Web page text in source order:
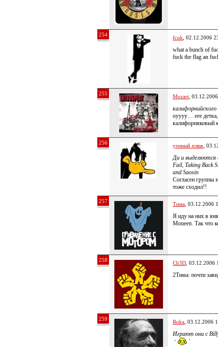
254 fcuk , 02.12.2006
what a bunch of
fuck the flag an
255 Mozart ,
калифорнийского
оуууу… еее
калифорняковый
256 утиный пляж ,
Да и выделяются
Fail, Taking Back
and Saosin
Согласен группы
тоже сходил!!
257 Тима , 03.12.2006
Я иду на них в
Moneen. Так что
258 Ch3D , 03.12.2006
2Тима: почти
259 Roka , 03.12.2006
Играют они с